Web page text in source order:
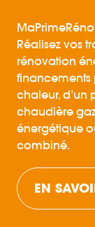
Réalisez vos
rénovation
financements
chaleur, d’un
chaudière
énergétique
combiné.
EN